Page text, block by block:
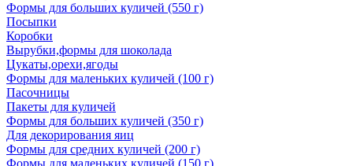
Формы для больших куличей (550 г)
Посыпки
Коробки
Вырубки,формы для шоколада
Цукаты,орехи,ягоды
Формы для маленьких куличей (100 г)
Пасочницы
Пакеты для куличей
Формы для больших куличей (350 г)
Для декорирования яиц
Формы для средних куличей (200 г)
Формы для маленьких куличей (150 г)